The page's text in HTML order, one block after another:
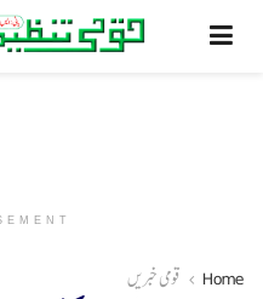
Home قومی خبریں